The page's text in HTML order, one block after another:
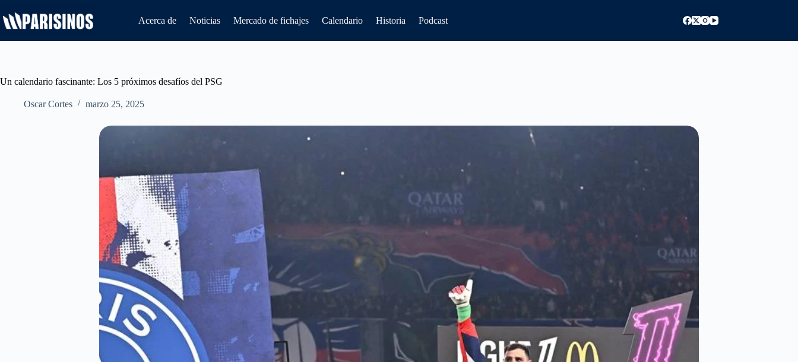
al
contenido
Acerca de Noticias Mercado de fichajes Calendario Historia Podcast
Un calendario fascinante: Los 5 próximos desafíos del PSG
Oscar Cortes marzo 25, 2025